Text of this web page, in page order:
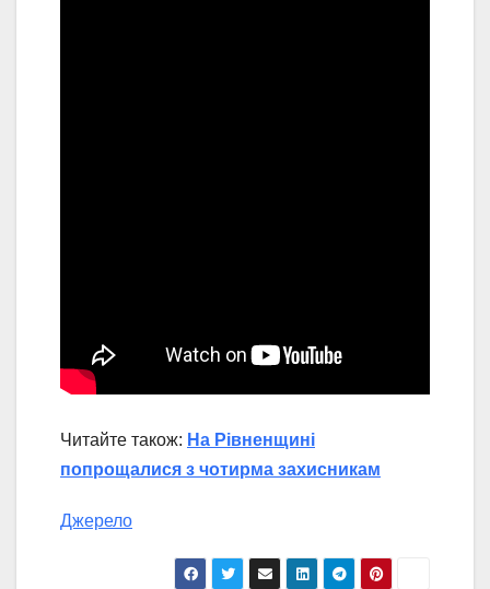
Читайте також: На Рівненщині
попрощалися з чотирма захисникам
Джерело